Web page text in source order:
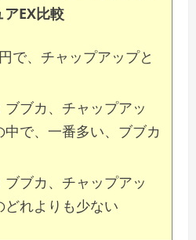
アEX比較
で、チャップアップと
ブカ、チャップアッ
中で、一番多い、ブブカ
ブカ、チャップアッ
どれよりも少ない